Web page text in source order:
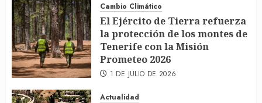
Cambio Climático
El Ejército de Tierra refuerza
la protección de los montes de
Tenerife con la Misión
Prometeo 2026
1 DE JULIO DE 2026
Actualidad